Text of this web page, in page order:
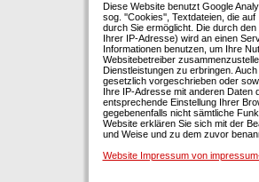
Diese Website benutzt Google
sog. ''Cookies'', Textdateien, die
durch Sie ermöglicht. Die durch
Ihrer IP-Adresse) wird an einen
Informationen benutzen, um Ihre
Websitebetreiber
Dienstleistungen zu erbringen.
gesetzlich vorgeschrieben oder
Ihre IP-Adresse mit anderen Daten
entsprechende Einstellung Ihrer
gegebenenfalls nicht sämtliche
Website erklären Sie sich mit der
und Weise und zu dem zuvor
Website Impressum von